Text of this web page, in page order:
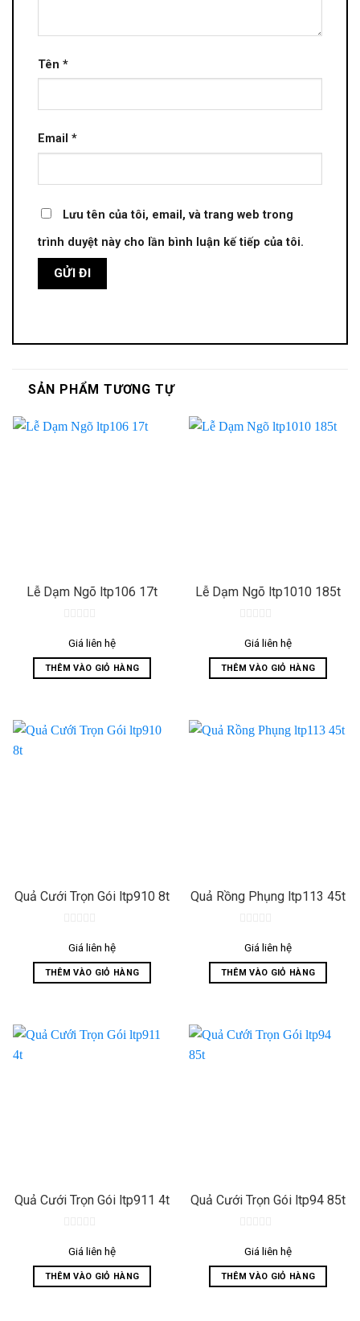
Tên *
Email *
Lưu tên của tôi, email, và trang web trong
trình duyệt này cho lần bình luận kế tiếp của tôi.
SẢN PHẨM TƯƠNG TỰ
Lễ Dạm Ngõ ltp106 17t
out
5
Giá liên hệ
THÊM VÀO GIỎ HÀNG
Lễ Dạm Ngõ ltp1010 185t
out
5
Giá liên hệ
THÊM VÀO GIỎ HÀNG
Quả Cưới Trọn Gói ltp910 8t
out
5
Giá liên hệ
THÊM VÀO GIỎ HÀNG
Quả Rồng Phụng ltp113 45t
out
5
Giá liên hệ
THÊM VÀO GIỎ HÀNG
Quả Cưới Trọn Gói ltp911 4t
out
5
Giá liên hệ
THÊM VÀO GIỎ HÀNG
Quả Cưới Trọn Gói ltp94 85t
out
5
Giá liên hệ
THÊM VÀO GIỎ HÀNG